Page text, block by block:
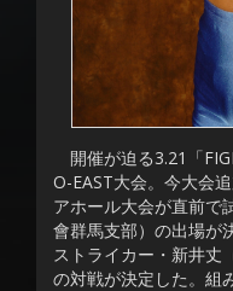
開催が迫る3.21「
O-EAST大会。今大会
アホール大会が直前で
會群馬支部）の出場が
ストライカー・新井丈
の対戦が決定した。組